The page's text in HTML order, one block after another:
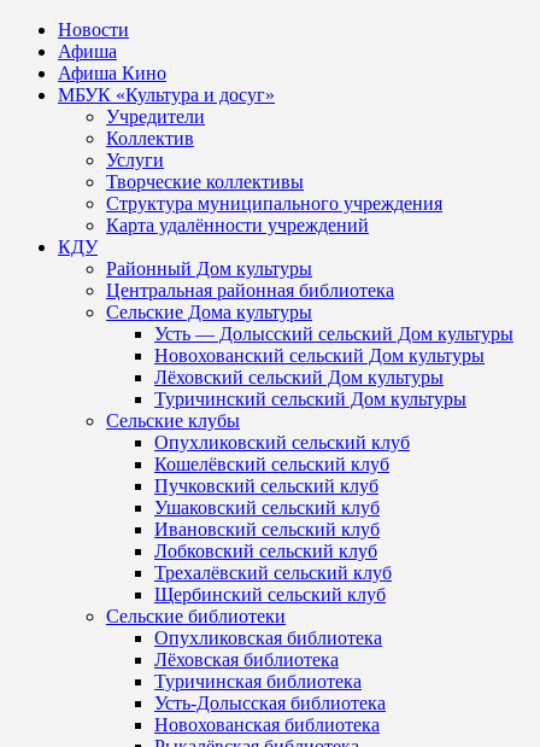
Новости
Афиша
Афиша Кино
МБУК «Культура и досуг»
Учредители
Коллектив
Услуги
Творческие коллективы
Структура муниципального учреждения
Карта удалённости учреждений
КДУ
Районный Дом культуры
Центральная районная библиотека
Сельские Дома культуры
Усть — Долысский сельский Дом культуры
Новохованский сельский Дом культуры
Лёховский сельский Дом культуры
Туричинский сельский Дом культуры
Сельские клубы
Опухликовский сельский клуб
Кошелёвский сельский клуб
Пучковский сельский клуб
Ушаковский сельский клуб
Ивановский сельский клуб
Лобковский сельский клуб
Трехалёвский сельский клуб
Щербинский сельский клуб
Сельские библиотеки
Опухликовская библиотека
Лёховская библиотека
Туричинская библиотека
Усть-Долысская библиотека
Новохованская библиотека